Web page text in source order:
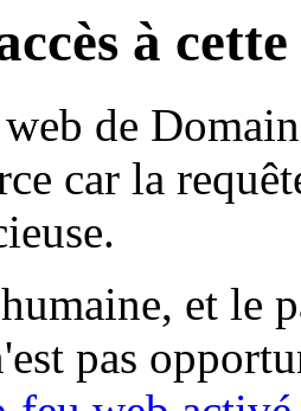
à
de
car la
et le
pas